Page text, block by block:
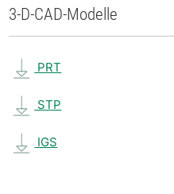
3-D-CAD-Modelle
PRT
STP
IGS